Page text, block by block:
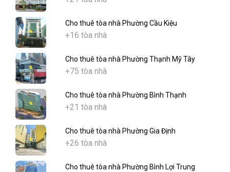
Cho thuê tòa nhà Phường Cầu Kiệu
+16 tòa nhà
Cho thuê tòa nhà Phường Thạnh Mỹ Tây
+75 tòa nhà
Cho thuê tòa nhà Phường Bình Thạnh
+21 tòa nhà
Cho thuê tòa nhà Phường Gia Định
+26 tòa nhà
Cho thuê tòa nhà Phường Bình Lợi Trung